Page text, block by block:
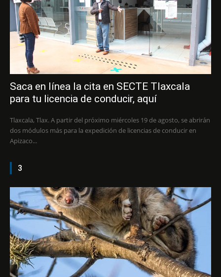
Saca en línea la cita en SECTE Tlaxcala
para tu licencia de conducir, aquí
Tlaxcala, Tlax. A partir del próximo miércoles 19 de agosto, se abrirán
dos módulos más para la expedición de licencias de conducir en
Apizaco...
3